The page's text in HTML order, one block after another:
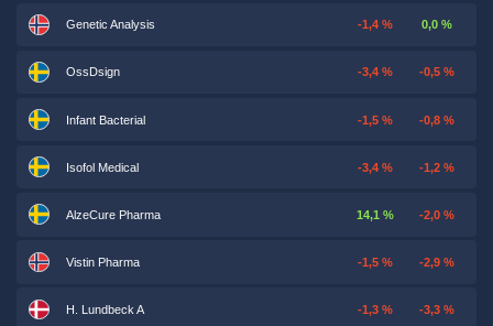
Genetic Analysis -1,4 % 0,0 %
OssDsign -3,4 % -0,5 %
Infant Bacterial -1,5 % -0,8 %
Isofol Medical -3,4 % -1,2 %
AlzeCure Pharma 14,1 % -2,0 %
Vistin Pharma -1,5 % -2,9 %
H. Lundbeck A -1,3 % -3,3 %